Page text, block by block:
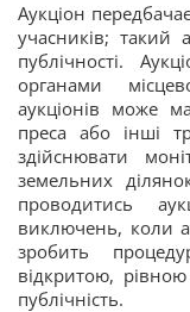
Аукціон
учасників; такий
публічності.
органами
аукціонів може
преса або інші
здійснювати
земельних
проводитись
виключень, коли
зробить
відкритою, рівною
публічність.